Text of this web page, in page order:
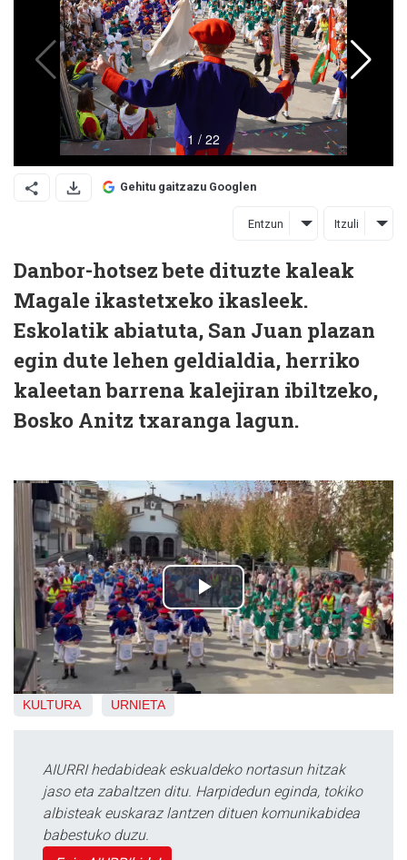
Gehitu gaitzazu Googlen
Entzun Itzuli
Danbor-hotsez bete dituzte kaleak
Magale ikastetxeko ikasleek.
Eskolatik abiatuta, San Juan plazan
egin dute lehen geldialdia, herriko
kaleetan barrena kalejiran ibiltzeko,
Bosko Anitz txaranga lagun.
KULTURA URNIETA
AIURRI hedabideak eskualdeko nortasun hitzak
jaso eta zabaltzen ditu. Harpidedun eginda, tokiko
albisteak euskaraz lantzen dituen komunikabidea
babestuko duzu.